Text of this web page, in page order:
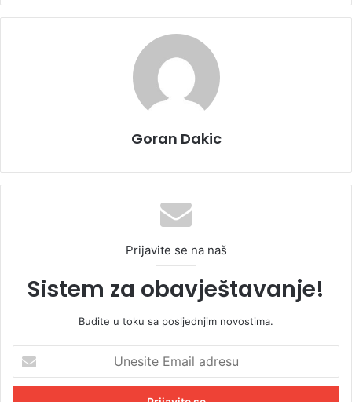
Goran Dakic
Prijavite se na naš
Sistem za obavještavanje!
Budite u toku sa posljednjim novostima.
e